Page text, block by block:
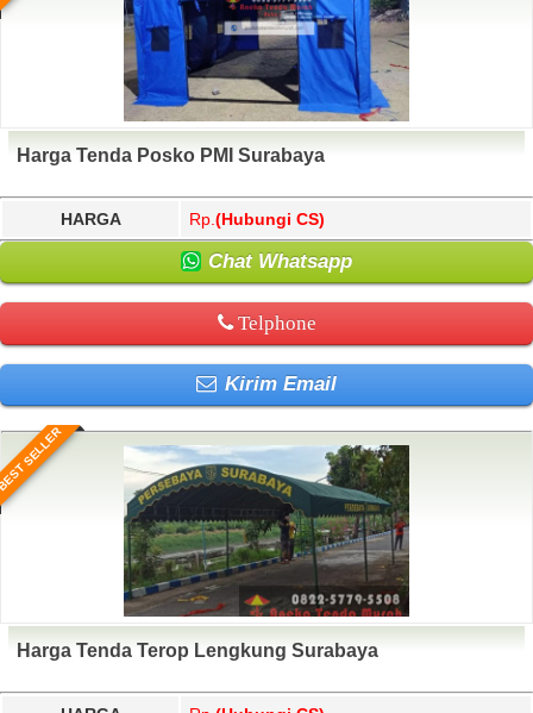
Harga Tenda Posko PMI Surabaya
HARGA Rp. (Hubungi CS)
Chat Whatsapp
Telphone
Kirim Email
SELLER
Harga Tenda Terop Lengkung Surabaya